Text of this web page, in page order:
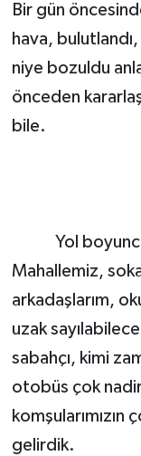
Bir gün
hava, bulutlandı,
niye bozuldu
önceden
bile.
Yol boyunca
Mahallemiz,
arkadaşlarım,
uzak
sabahçı, kimi
otobüs çok nadir
gelirdik.